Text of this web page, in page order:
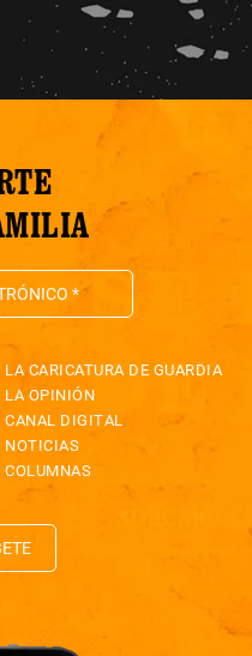
LA CARICATURA DE GUARDIA
LA OPINIÓN
CANAL DIGITAL
NOTICIAS
COLUMNAS